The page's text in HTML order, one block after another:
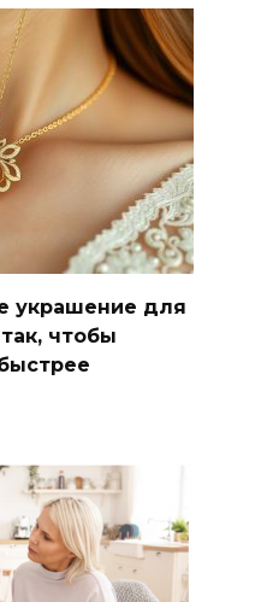
украшение для
чтобы